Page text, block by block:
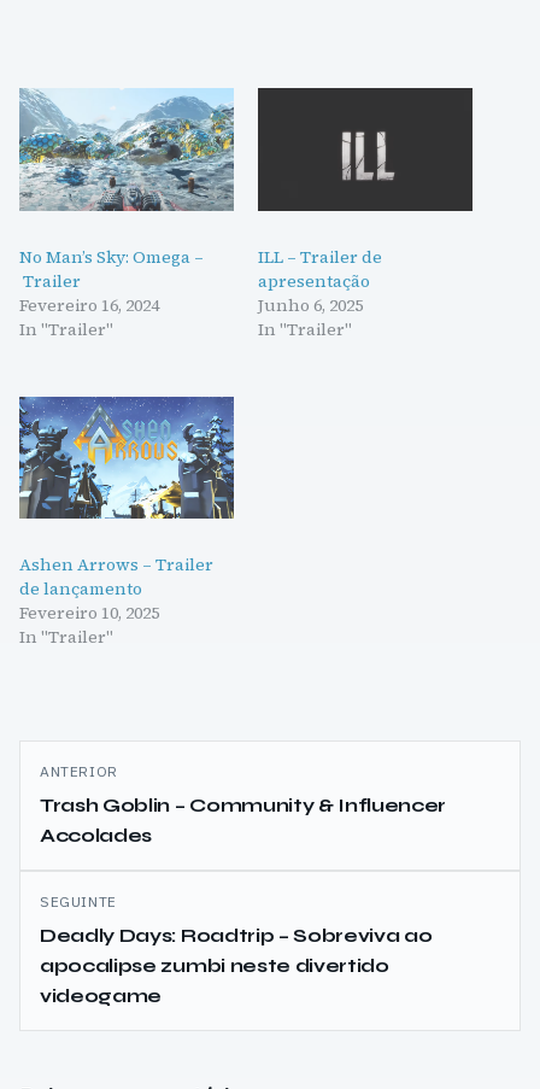
No Man’s Sky: Omega –
Trailer
Fevereiro 16, 2024
In "Trailer"
ILL – Trailer de
apresentação
Junho 6, 2025
In "Trailer"
Ashen Arrows – Trailer
de lançamento
Fevereiro 10, 2025
In "Trailer"
Navegação
de
artigos
ANTERIOR
Trash Goblin – Community & Influencer
Accolades
SEGUINTE
Deadly Days: Roadtrip – Sobreviva ao
apocalipse zumbi neste divertido
videogame